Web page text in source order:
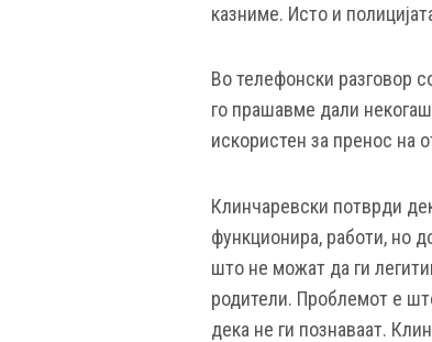
казниме. Исто и
Во телефонски разговор
го прашавме дали
искористен за пренос на
Клинчаревски потврди
функционира, работи, но
што не можат да ги
родители. Проблемот е
дека не ги познаваат.